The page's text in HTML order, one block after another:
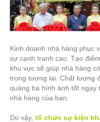
Kinh doanh nhà hàng phục
sự cạnh tranh cao. Tạo
khu vực sẽ giúp nhà hàng
trong tương lai. Chất lượng
quảng bá hình ảnh tốt ngay
nhà hàng của bạn.
Do vậy, tổ chức sự kiện